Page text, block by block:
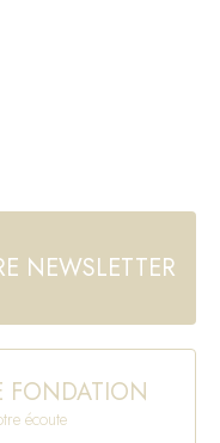
NEWSLETTER
FONDATION
écoute